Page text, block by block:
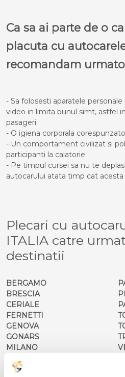
Ca sa ai parte de o
placuta cu
recomandam
- Sa folosesti aparatele
video in limita bunul simt, astfel
pasageri.
- O igiena corporala
- Un comportament civilizat si
participanti la calatorie
- Pe timpul cursei sa nu te
autocarului atata timp cat acesta
Plecari cu
ITALIA catre
destinatii
BERGAMO
BRESCIA
CERIALE
FERNETTI
GENOVA
GONARS
MILANO